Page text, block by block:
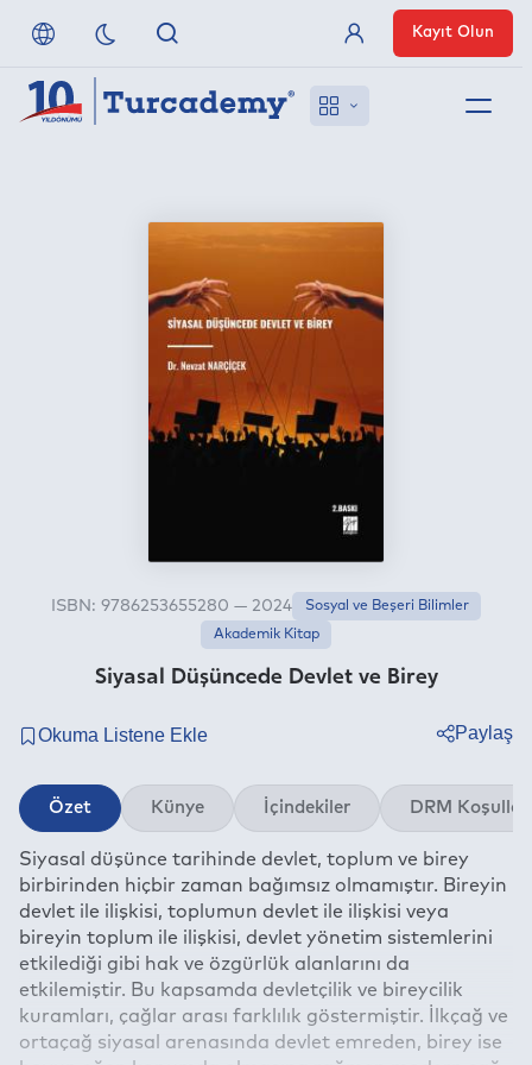
Referanslarımız
Uzaktan Erişim
Anlaşmalı Yayınevleri
Üye Girişi
Kayıt Olun
Siyasal Düşüncede Devlet ve Birey
ISBN: 9786253655280 — 2024
Sosyal ve Beşeri Bilimler
Akademik Kitap
Paylaş
Twitter
Linkedin
Whatsapp
E-mail
Özet Künye İçindekiler DRM Koşulları
Siyasal düşünce tarihinde devlet, toplum ve birey
birbirinden hiçbir zaman bağımsız olmamıştır. Bireyin
devlet ile ilişkisi, toplumun devlet ile ilişkisi veya
bireyin toplum ile ilişkisi, devlet yönetim sistemlerini
etkilediği gibi hak ve özgürlük alanlarını da
etkilemiştir. Bu kapsamda devletçilik ve bireycilik
kuramları, çağlar arası farklılık göstermiştir. İlkçağ ve
ortaçağ siyasal arenasında devlet emreden, birey ise